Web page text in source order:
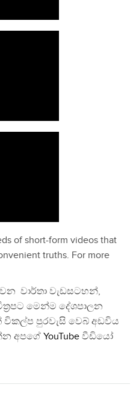
of short-form videos that
truths. For more
වාර්තා වැඩසටහන්,
මෙන්ම දේශපාලන
විකල්ප පුරවැසි වෙබ් අඩවිය
අපගේ YouTube වීඩියෝ